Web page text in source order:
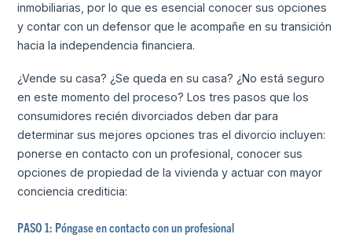
inmobiliarias, por lo que es esencial conocer sus opciones
y contar con un defensor que le acompañe en su transición
hacia la independencia financiera.
¿Vende su casa? ¿Se queda en su casa? ¿No está seguro
en este momento del proceso? Los tres pasos que los
consumidores recién divorciados deben dar para
determinar sus mejores opciones tras el divorcio incluyen:
ponerse en contacto con un profesional, conocer sus
opciones de propiedad de la vivienda y actuar con mayor
conciencia crediticia:
PASO 1: Póngase en contacto con un profesional